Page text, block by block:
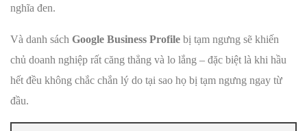
nghĩa đen.
Và danh sách Google Business Profile bị tạm ngưng sẽ khiến
chủ doanh nghiệp rất căng thẳng và lo lắng – đặc biệt là khi hầu
hết đều không chắc chắn lý do tại sao họ bị tạm ngưng ngay từ
đầu.